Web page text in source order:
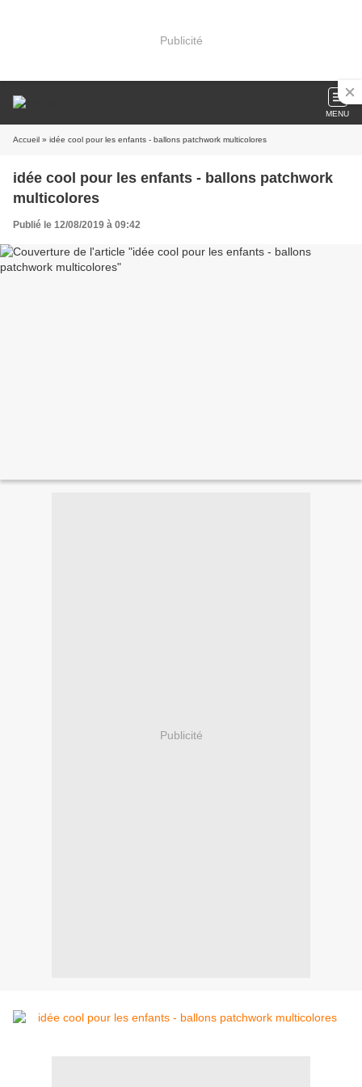
Publicité
MENU
Accueil » idée cool pour les enfants - ballons patchwork multicolores
idée cool pour les enfants - ballons patchwork
multicolores
Publié le 12/08/2019 à 09:42
Publicité